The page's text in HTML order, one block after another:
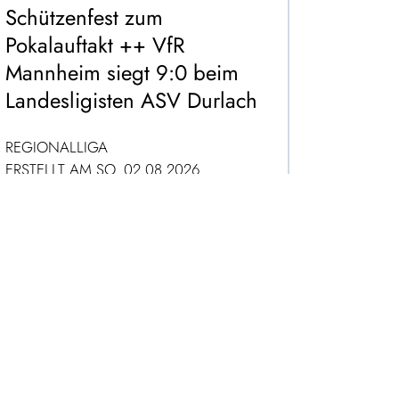
Schützenfest zum
Pokalauftakt ++ VfR
Mannheim siegt 9:0 beim
Landesligisten ASV Durlach
REGIONALLIGA
ERSTELLT AM SO. 02.08.2026